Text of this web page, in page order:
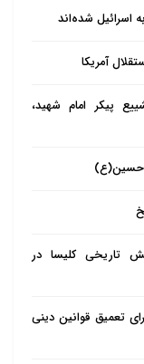
اسرائیل شده‌اند
آمریکا
پیکر امام شهید،
حسین(ع)
تاریخی کلیسا در
تعمیق قوانین دینی